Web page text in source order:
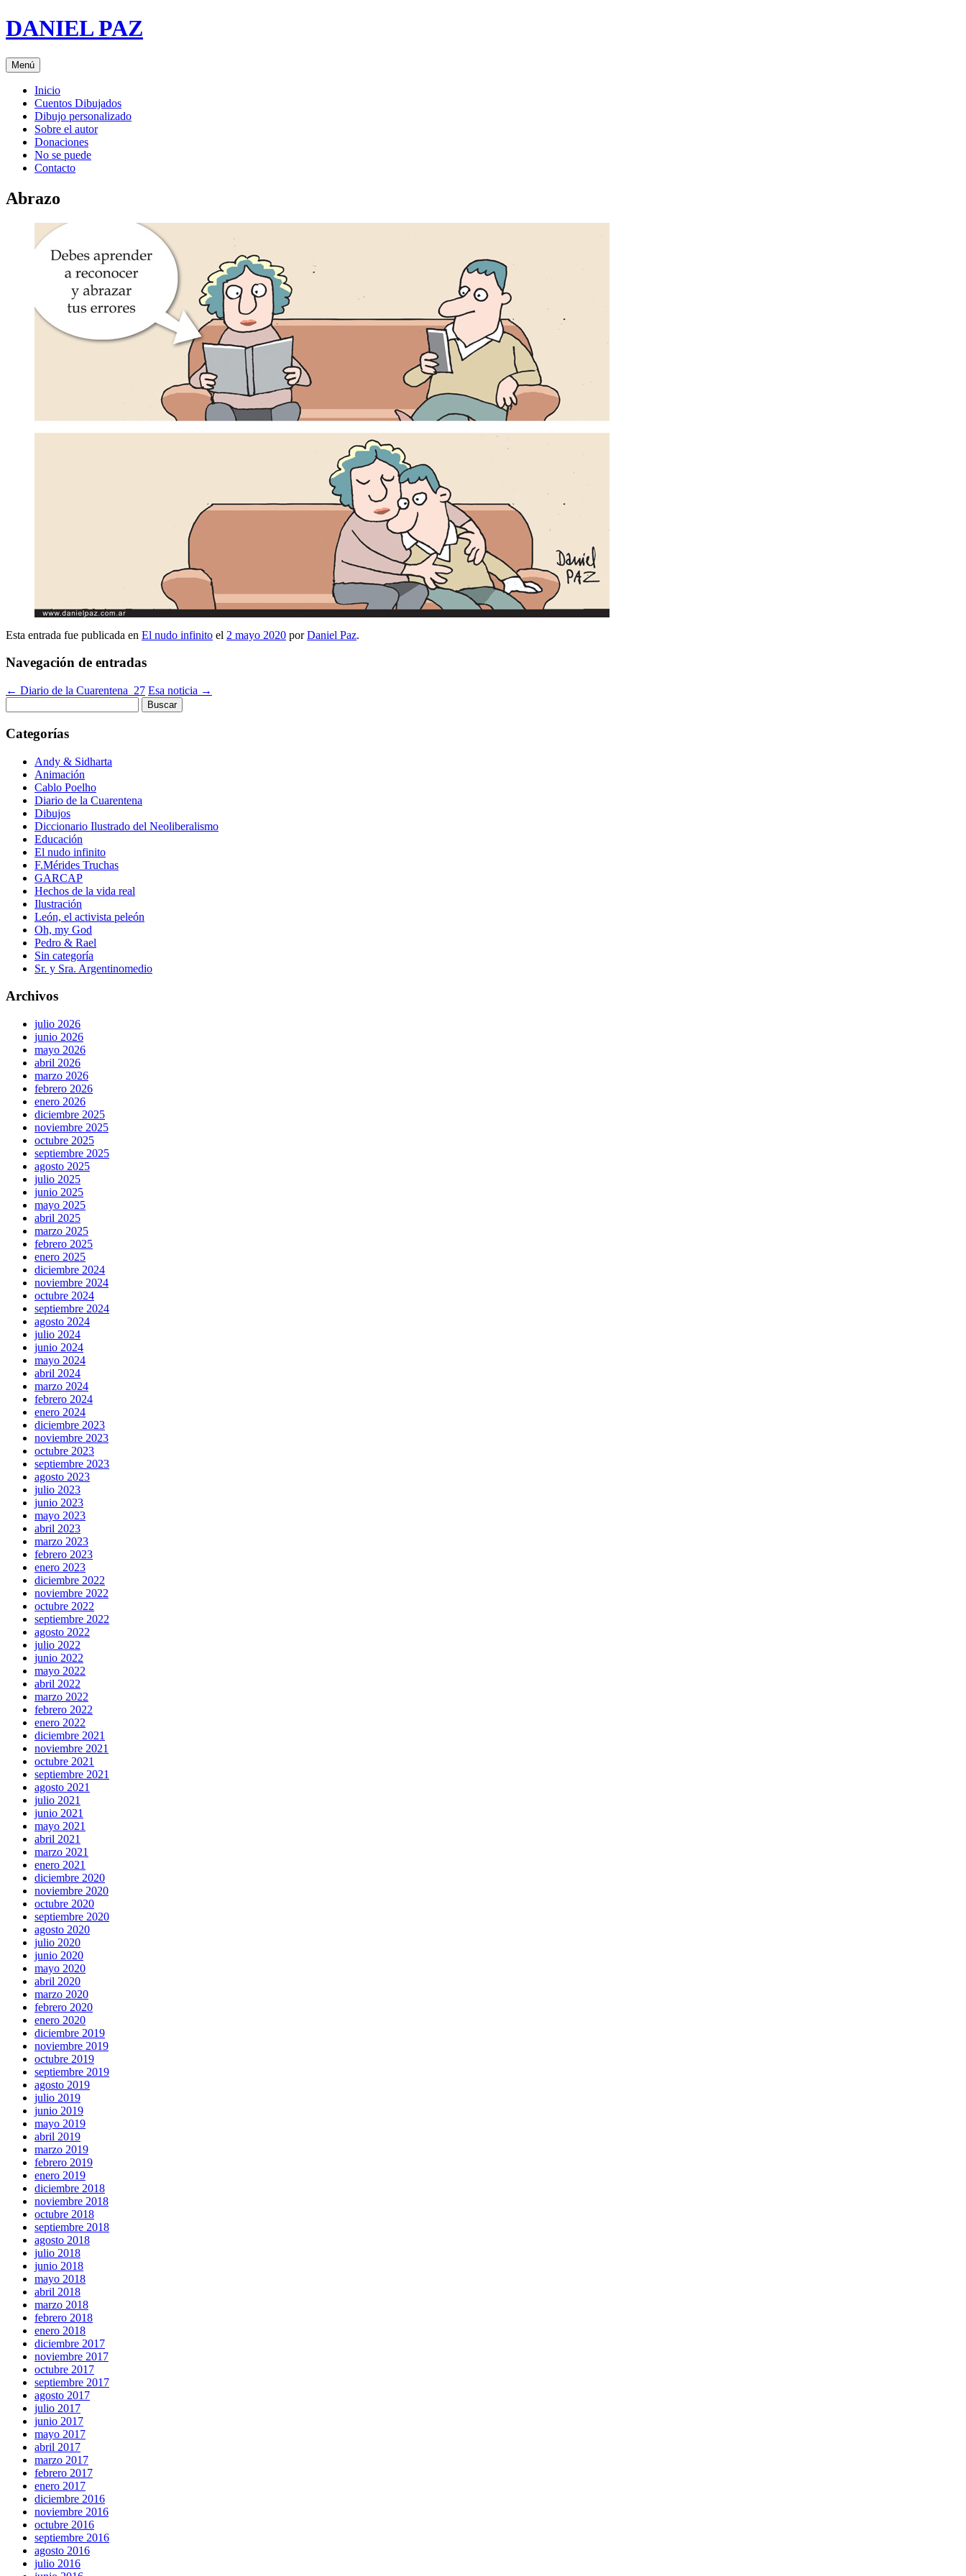
Saltar
al
DANIEL PAZ
Menú
Inicio
Cuentos Dibujados
Dibujo personalizado
Sobre el autor
Donaciones
No se puede
Contacto
Abrazo
Esta entrada fue publicada en El nudo infinito el 2 mayo 2020 porDaniel Paz.
Navegación de entradas
← Diario de la Cuarentena_27 Esa noticia →
Categorías
Andy & Sidharta
Animación
Cablo Poelho
Diario de la Cuarentena
Dibujos
Diccionario Ilustrado del Neoliberalismo
Educación
El nudo infinito
F.Mérides Truchas
GARCAP
Hechos de la vida real
Ilustración
León, el activista peleón
Oh, my God
Pedro & Rael
Sin categoría
Sr. y Sra. Argentinomedio
Archivos
julio 2026
junio 2026
mayo 2026
abril 2026
marzo 2026
febrero 2026
enero 2026
diciembre 2025
noviembre 2025
octubre 2025
septiembre 2025
agosto 2025
julio 2025
junio 2025
mayo 2025
abril 2025
marzo 2025
febrero 2025
enero 2025
diciembre 2024
noviembre 2024
octubre 2024
septiembre 2024
agosto 2024
julio 2024
junio 2024
mayo 2024
abril 2024
marzo 2024
febrero 2024
enero 2024
diciembre 2023
noviembre 2023
octubre 2023
septiembre 2023
agosto 2023
julio 2023
junio 2023
mayo 2023
abril 2023
marzo 2023
febrero 2023
enero 2023
diciembre 2022
noviembre 2022
octubre 2022
septiembre 2022
agosto 2022
julio 2022
junio 2022
mayo 2022
abril 2022
marzo 2022
febrero 2022
enero 2022
diciembre 2021
noviembre 2021
octubre 2021
septiembre 2021
agosto 2021
julio 2021
junio 2021
mayo 2021
abril 2021
marzo 2021
enero 2021
diciembre 2020
noviembre 2020
octubre 2020
septiembre 2020
agosto 2020
julio 2020
junio 2020
mayo 2020
abril 2020
marzo 2020
febrero 2020
enero 2020
diciembre 2019
noviembre 2019
octubre 2019
septiembre 2019
agosto 2019
julio 2019
junio 2019
mayo 2019
abril 2019
marzo 2019
febrero 2019
enero 2019
diciembre 2018
noviembre 2018
octubre 2018
septiembre 2018
agosto 2018
julio 2018
junio 2018
mayo 2018
abril 2018
marzo 2018
febrero 2018
enero 2018
diciembre 2017
noviembre 2017
octubre 2017
septiembre 2017
agosto 2017
julio 2017
junio 2017
mayo 2017
abril 2017
marzo 2017
febrero 2017
enero 2017
diciembre 2016
noviembre 2016
octubre 2016
septiembre 2016
agosto 2016
julio 2016